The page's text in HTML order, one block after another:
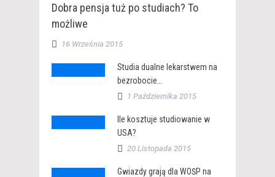
Dobra pensja tuż po studiach? To
możliwe
16 Września 2015
Studia dualne lekarstwem na
bezrobocie...
1 Października 2015
Ile kosztuje studiowanie w
USA?
20 Listopada 2015
Gwiazdy grają dla WOŚP na